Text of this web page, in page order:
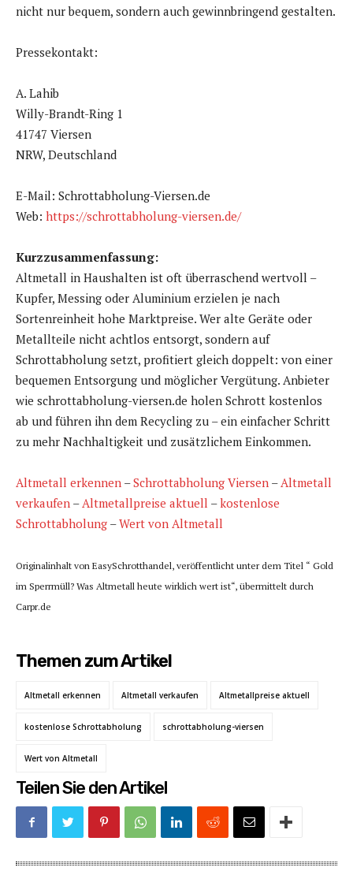
nicht nur bequem, sondern auch gewinnbringend gestalten.
Pressekontakt:
A. Lahib
Willy-Brandt-Ring 1
41747 Viersen
NRW, Deutschland
E-Mail: Schrottabholung-Viersen.de
Web: https://schrottabholung-viersen.de/
Kurzzusammenfassung:
Altmetall in Haushalten ist oft überraschend wertvoll –
Kupfer, Messing oder Aluminium erzielen je nach
Sortenreinheit hohe Marktpreise. Wer alte Geräte oder
Metallteile nicht achtlos entsorgt, sondern auf
Schrottabholung setzt, profitiert gleich doppelt: von einer
bequemen Entsorgung und möglicher Vergütung. Anbieter
wie schrottabholung-viersen.de holen Schrott kostenlos
ab und führen ihn dem Recycling zu – ein einfacher Schritt
zu mehr Nachhaltigkeit und zusätzlichem Einkommen.
Altmetall erkennen –Schrottabholung Viersen –Altmetall
verkaufen –Altmetallpreise aktuell –kostenlose
Schrottabholung –Wert von Altmetall
Originalinhalt von EasySchrotthandel, veröffentlicht unter dem Titel “ Gold
im Sperrmüll? Was Altmetall heute wirklich wert ist“, übermittelt durch
Carpr.de
Themen zum Artikel
Altmetall erkennen Altmetall verkaufen Altmetallpreise aktuell
kostenlose Schrottabholung schrottabholung-viersen
Wert von Altmetall
Teilen Sie den Artikel